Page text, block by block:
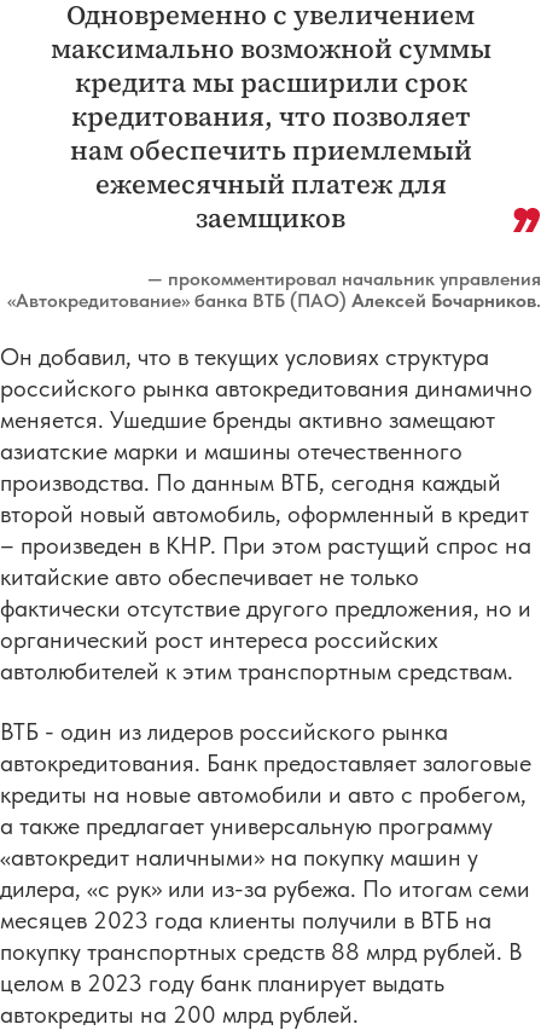
Одновременно с увеличением
максимально возможной суммы
кредита мы расширили срок
кредитования, что позволяет
нам обеспечить приемлемый
ежемесячный платеж для
заемщиков
— прокомментировал начальник управления
«Автокредитование» банка ВТБ (ПАО) Алексей Бочарников.
Он добавил, что в текущих условиях структура
российского рынка автокредитования динамично
меняется. Ушедшие бренды активно замещают
азиатские марки и машины отечественного
производства. По данным ВТБ, сегодня каждый
второй новый автомобиль, оформленный в кредит
– произведен в КНР. При этом растущий спрос на
китайские авто обеспечивает не только
фактически отсутствие другого предложения, но и
органический рост интереса российских
автолюбителей к этим транспортным средствам.
ВТБ - один из лидеров российского рынка
автокредитования. Банк предоставляет залоговые
кредиты на новые автомобили и авто с пробегом,
а также предлагает универсальную программу
«автокредит наличными» на покупку машин у
дилера, «с рук» или из-за рубежа. По итогам семи
месяцев 2023 года клиенты получили в ВТБ на
покупку транспортных средств 88 млрд рублей. В
целом в 2023 году банк планирует выдать
автокредиты на 200 млрд рублей.